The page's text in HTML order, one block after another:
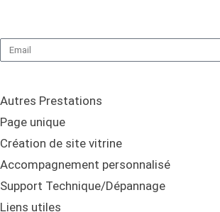
Autres Prestations
Page unique
Création de site vitrine
Accompagnement personnalisé
Support Technique/Dépannage
Liens utiles